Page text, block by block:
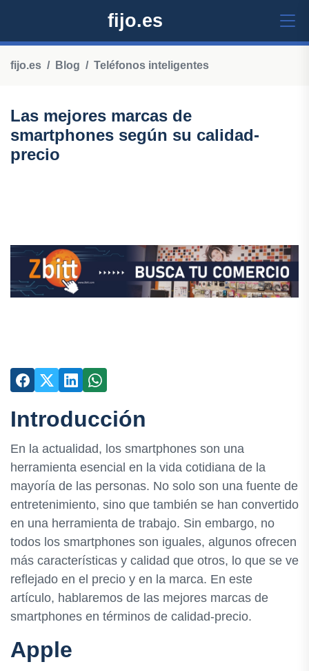
fijo.es
fijo.es Blog Teléfonos inteligentes
Las mejores marcas de
smartphones según su calidad-
precio
Introducción
En la actualidad, los smartphones son una
herramienta esencial en la vida cotidiana de la
mayoría de las personas. No solo son una fuente de
entretenimiento, sino que también se han convertido
en una herramienta de trabajo. Sin embargo, no
todos los smartphones son iguales, algunos ofrecen
más características y calidad que otros, lo que se ve
reflejado en el precio y en la marca. En este
artículo, hablaremos de las mejores marcas de
smartphones en términos de calidad-precio.
Apple